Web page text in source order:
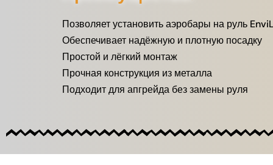
Позволяет установить аэробары на руль
Обеспечивает надёжную и плотную посадку
Простой и лёгкий монтаж
Прочная конструкция из металла
Подходит для апгрейда без замены руля